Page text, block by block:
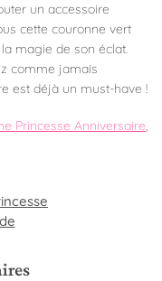
un accessoire
cette couronne vert
magie de son éclat.
comme jamais
est déjà un must-have !
Princesse Anniversaire